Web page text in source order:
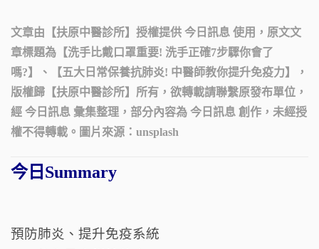
文章由【扶原中醫診所】授權提供 今日訊息 使用，原文文
章標題為【洗手比戴口罩重要! 洗手正確7步驟你會了
嗎?】、【五大日常保養抗肺炎! 中醫師教你提升免疫力】，
版權歸【扶原中醫診所】所有，欲轉載請聯繫原發布單位，
經 今日訊息 彙集整理，部分內容為 今日訊息 創作，未經授
權不得轉載。圖片來源： unsplash
今日Summary
預防肺炎、提升免疫系統